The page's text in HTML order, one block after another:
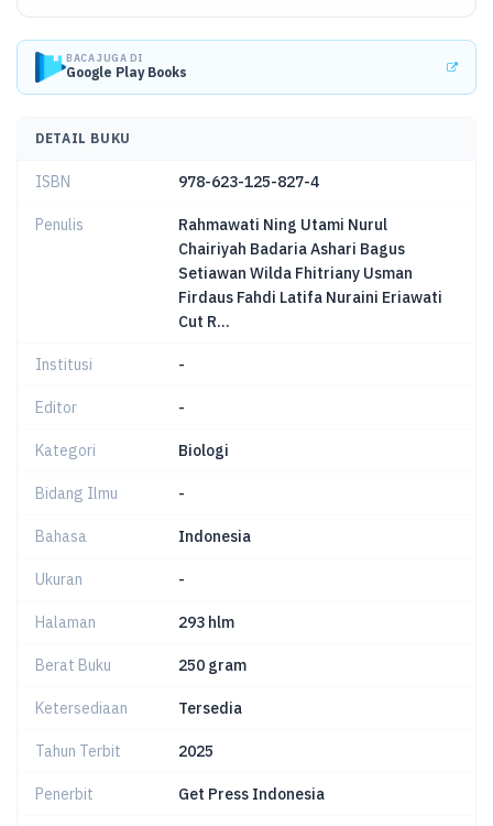
BACA JUGA DI
Google Play Books
DETAIL BUKU
ISBN 978-623-125-827-4
Penulis
Rahmawati Ning Utami Nurul
Chairiyah Badaria Ashari Bagus
Setiawan Wilda Fhitriany Usman
Firdaus Fahdi Latifa Nuraini Eriawati
Cut R...
Institusi -
Editor -
Kategori Biologi
Bidang Ilmu -
Bahasa Indonesia
Ukuran -
Halaman 293 hlm
Berat Buku 250 gram
Ketersediaan Tersedia
Tahun Terbit 2025
Penerbit Get Press Indonesia